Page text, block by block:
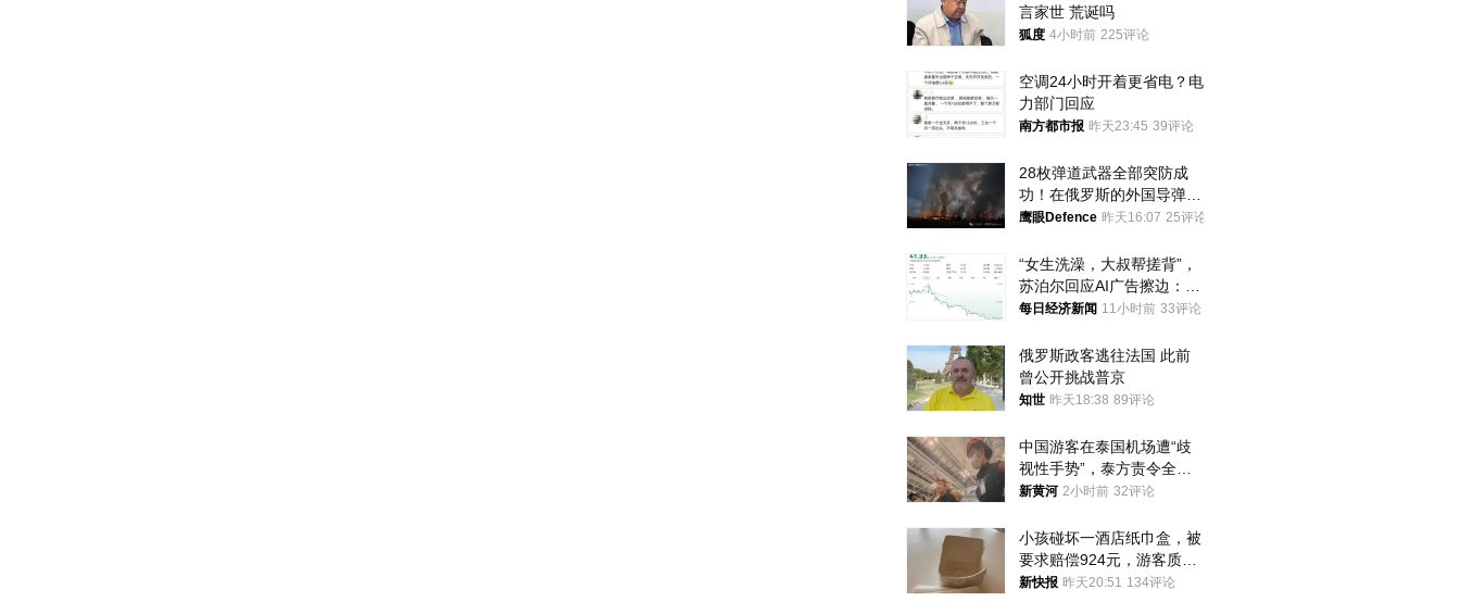
言家世 荒诞吗
狐度 4小时前 225评论
空调24小时开着更省电？电
力部门回应
南方都市报 昨天23:45 39评论
28枚弹道武器全部突防成
功！在俄罗斯的外国导弹发
射车都是合法打击目标
鹰眼Defence 昨天16:07 25评论
“女生洗澡，大叔帮搓背”，
苏泊尔回应AI广告擦边：视
频全下架，已强化内容管理
每日经济新闻 11小时前 33评论
俄罗斯政客逃往法国 此前
曾公开挑战普京
知世 昨天18:38 89评论
中国游客在泰国机场遭“歧
视性手势”，泰方责令全面
调查，对责任人采取最严厉
新黄河 2小时前 32评论
小孩碰坏一酒店纸巾盒，被
要求赔偿924元，游客质疑
酒店房客物品超高标价，市
新快报 昨天20:51 134评论